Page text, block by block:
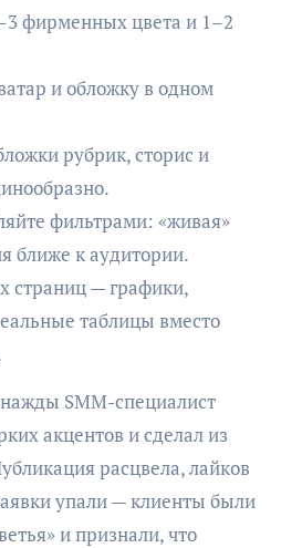
фирменных цвета и 1–2
и обложку в одном
рубрик, сторис и
фильтрами: «живая»
ближе к аудитории.
страниц — графики,
таблицы вместо
SMM-специалист
акцентов и сделал из
расцвела, лайков
упали — клиенты были
и признали, что